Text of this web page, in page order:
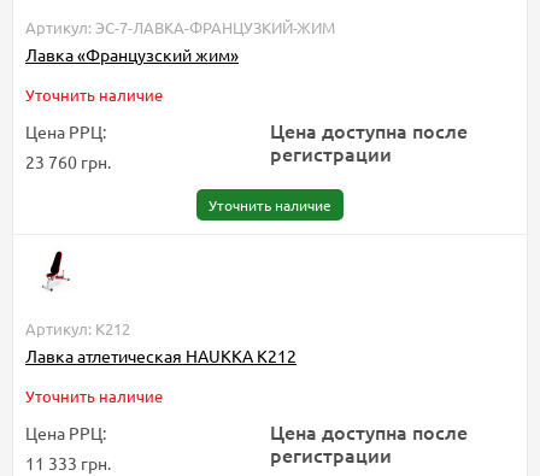
Артикул: ЭС-7-ЛАВКА-ФРАНЦУЗКИЙ-ЖИМ
Лавка «Французский жим»
Уточнить наличие
Цена РРЦ:
23 760 грн.
Цена доступна после
регистрации
Уточнить наличие
Артикул: К212
Лавка атлетическая HAUKKA К212
Уточнить наличие
Цена РРЦ:
11 333 грн.
Цена доступна после
регистрации